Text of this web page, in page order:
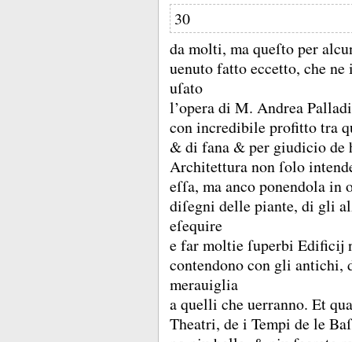
30
da molti, ma queſto per
uenuto fatto eccetto, che
uſato
l’opera di M. Andrea
con incredibile profitto tra
&di fana &per giudicio de
Architettura non ſolo
eſſa, ma anco ponendola
diſegni delle piante, di gli
eſequire
e far moltie ſuperbi Edificĳ
contendono con gli antichi,
merauiglia
a quelli che uerranno. Et
Theatri, de i Tempi de le